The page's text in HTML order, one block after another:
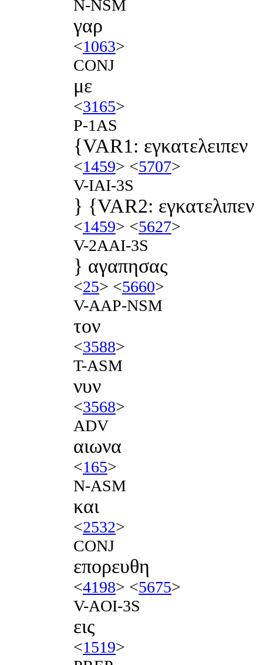
N-NSM
γαρ
<1063>
CONJ
με
<3165>
P-1AS
{VAR1: εγκατελειπεν
<1459> <5707>
V-IAI-3S
} {VAR2: εγκατελιπεν
<1459> <5627>
V-2AAI-3S
} αγαπησας
<25> <5660>
V-AAP-NSM
τον
<3588>
T-ASM
νυν
<3568>
ADV
αιωνα
<165>
N-ASM
και
<2532>
CONJ
επορευθη
<4198> <5675>
V-AOI-3S
εις
<1519>